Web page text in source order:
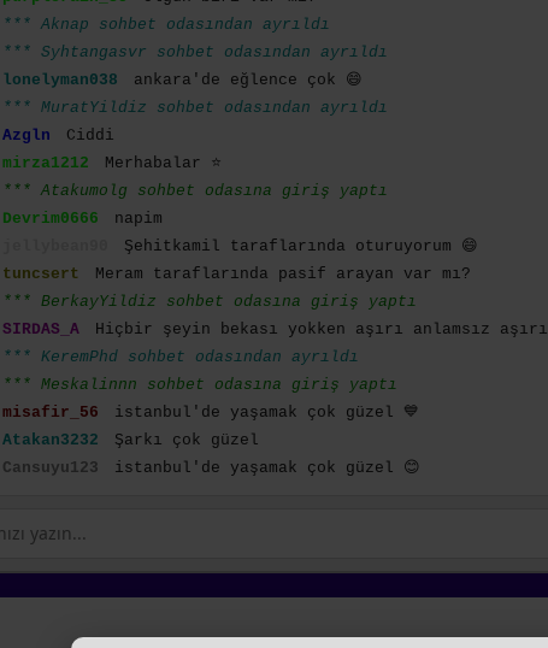
*** Aknap sohbet odasından ayrıldı
*** Syhtangasvr sohbet odasından ayrıldı
lonelyman038 ankara'de eğlence çok 😄
*** MuratYildiz sohbet odasından ayrıldı
Azgln Ciddi
mirza1212 Merhabalar ⭐
*** Atakumolg sohbet odasına giriş yaptı
Devrim0666 napim
Şehitkamil taraflarında oturuyorum 😄
tuncsert Meram taraflarında pasif arayan var mı?
*** BerkayYildiz sohbet odasına giriş yaptı
SIRDAS_A Hiçbir şeyin bekası yokken aşırı anlamsız aşırı
*** KeremPhd sohbet odasından ayrıldı
*** Meskalinnn sohbet odasına giriş yaptı
misafir_56 istanbul'de yaşamak çok güzel 💙
Atakan3232 Şarkı çok güzel
Cansuyu123 istanbul'de yaşamak çok güzel 😊